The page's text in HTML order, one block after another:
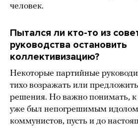
человек.
Пытался ли кто-то из
руководства остановить
коллективизацию?
Некоторые партийные
тихо возражать или
решения. Но важно понимать, к
уже был непогрешимым идолом
коммунистов, пусть и до